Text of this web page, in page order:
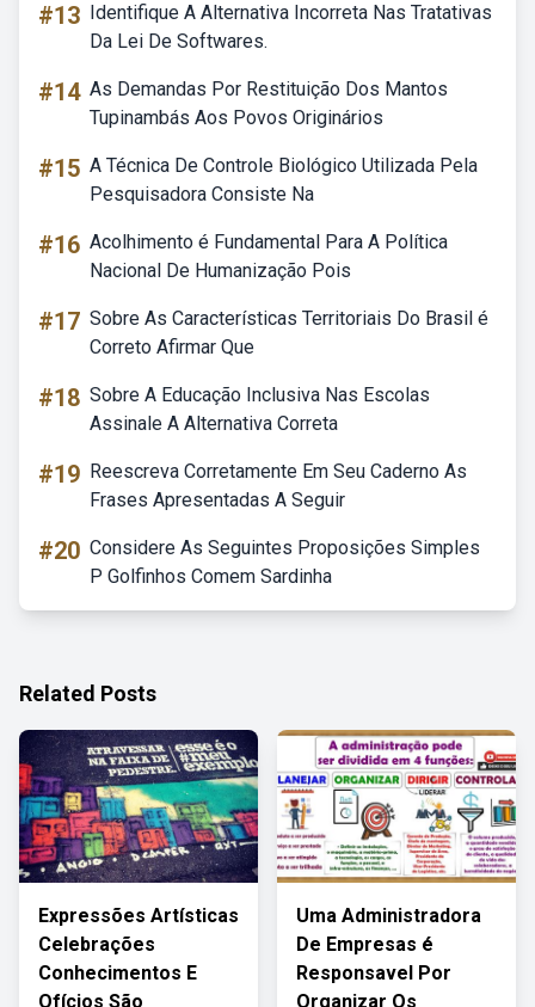
#13 Identifique A Alternativa Incorreta Nas Tratativas
Da Lei De Softwares.
#14 As Demandas Por Restituição Dos Mantos
Tupinambás Aos Povos Originários
#15 A Técnica De Controle Biológico Utilizada Pela
Pesquisadora Consiste Na
#16 Acolhimento é Fundamental Para A Política
Nacional De Humanização Pois
#17 Sobre As Características Territoriais Do Brasil é
Correto Afirmar Que
#18 Sobre A Educação Inclusiva Nas Escolas
Assinale A Alternativa Correta
#19 Reescreva Corretamente Em Seu Caderno As
Frases Apresentadas A Seguir
#20 Considere As Seguintes Proposições Simples
P Golfinhos Comem Sardinha
Related Posts
Expressões Artísticas
Celebrações
Conhecimentos E
Ofícios São
Uma Administradora
De Empresas é
Responsavel Por
Organizar Os